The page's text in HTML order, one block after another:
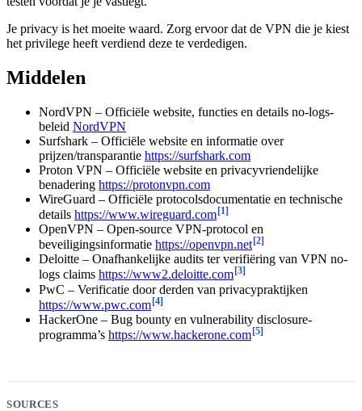
Je privacy is het moeite waard. Zorg ervoor dat de VPN die je kiest
het privilege heeft verdiend deze te verdedigen.
Middelen
NordVPN – Officiële website, functies en details no-logs-
beleid NordVPN
Surfshark – Officiële website en informatie over
prijzen/transparantie https://surfshark.com
Proton VPN – Officiële website en privacyvriendelijke
benadering https://protonvpn.com
WireGuard – Officiële protocolsdocumentatie en technische
details https://www.wireguard.com [1]
OpenVPN – Open-source VPN-protocol en
beveiligingsinformatie https://openvpn.net [2]
Deloitte – Onafhankelijke audits ter verifiëring van VPN no-
logs claims https://www2.deloitte.com [3]
PwC – Verificatie door derden van privacypraktijken
https://www.pwc.com [4]
HackerOne – Bug bounty en vulnerability disclosure-
programma’s https://www.hackerone.com [5]
SOURCES